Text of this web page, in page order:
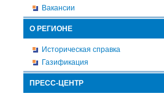
Вакансии
О РЕГИОНЕ
Историческая справка
Газификация
ПРЕСС-ЦЕНТР